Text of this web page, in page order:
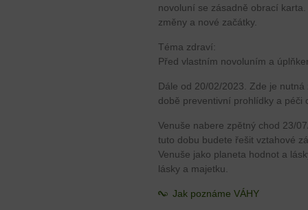
novoluní se zásadně obrací
změny a nové začátky.
Téma zdraví:
Před vlastním novoluním a
Dále od 20/02/2023. Zde je
době preventivní prohlídky a péči
Venuše nabere zpětný chod 23/
tuto dobu budete řešit vztahové
Venuše jako planeta hodnot a
lásky a majetku.
Jak poznáme VÁHY